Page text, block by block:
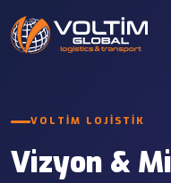
VOLTIM LOJISTIK
Vizyon &